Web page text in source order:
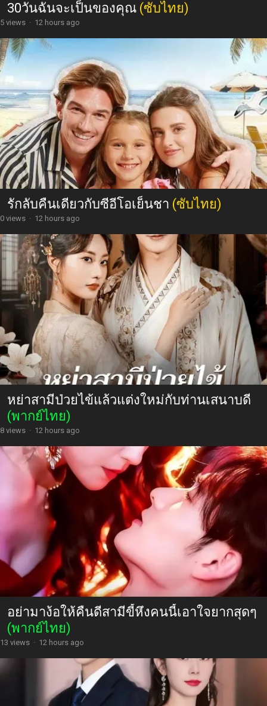
30วันฉันจะเป็นของคุณ (ซับไทย)
5 views · 12 hours ago
รักลับคืนเดียวกับซีอีโอเย็นชา (ซับไทย)
0 views · 12 hours ago
หย่าสามีป่วยไข้แล้วแต่งใหม่กับท่านเสนาบดี
(พากย์ไทย)
8 views · 12 hours ago
อย่ามาง้อให้คืนดีสามีขี้หึงคนนี้เอาใจยากสุดๆ
(พากย์ไทย)
13 views · 12 hours ago